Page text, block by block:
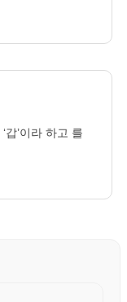
갑’이라 하고 를